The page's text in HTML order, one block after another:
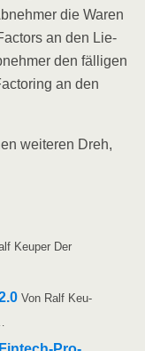
die Waren
an den Lie­
den fäl­li­gen
an den
wei­te­ren Dreh,
Keu­per Der
Von Ralf Keu­